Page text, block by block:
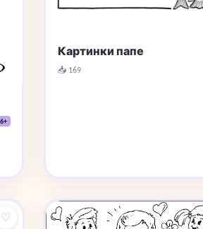
6+
Картинки папе
📥 169
♡